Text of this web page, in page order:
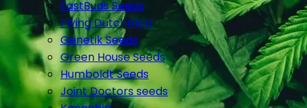
FastBuds Seeds
Flying Dutchmen
Genetik Seeds
Green House Seeds
Humboldt Seeds
Joint Doctors seeds